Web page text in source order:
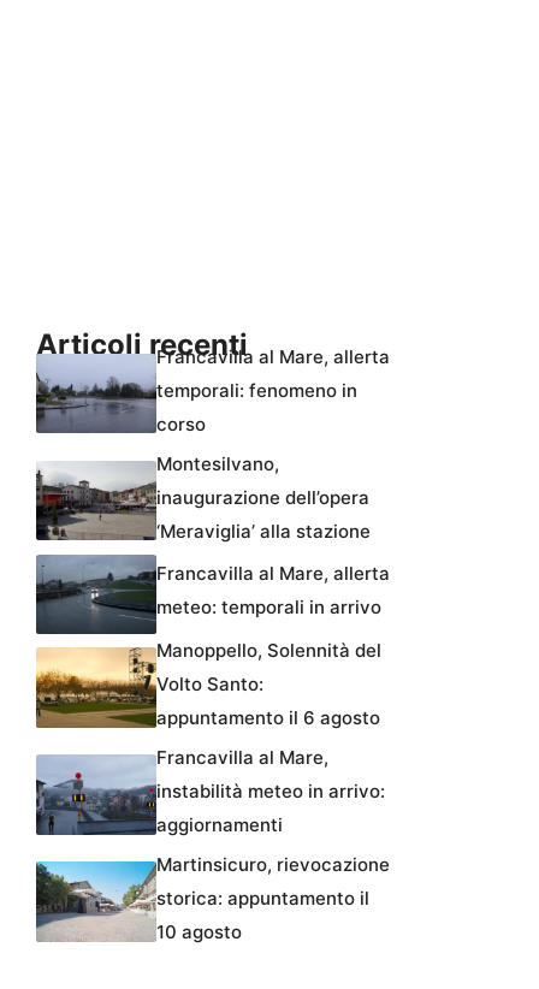
Articoli recentiFrancavilla al Mare, allerta
temporali: fenomeno in
corso
Montesilvano,
inaugurazione dell’opera
‘Meraviglia’ alla stazione
Francavilla al Mare, allerta
meteo: temporali in arrivo
Manoppello, Solennità del
Volto Santo:
appuntamento il 6 agosto
Francavilla al Mare,
instabilità meteo in arrivo:
aggiornamenti
Martinsicuro, rievocazione
storica: appuntamento il
10 agosto